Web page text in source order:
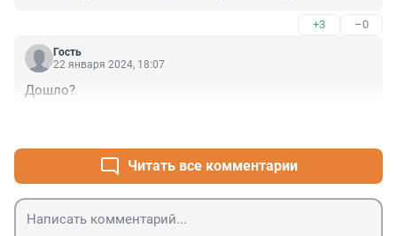
+3 –0
Гость
22 января 2024, 18:07
Дошло?
Читать все комментарии